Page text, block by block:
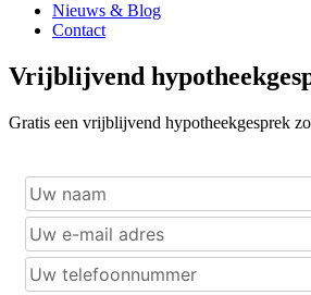
Nieuws & Blog
Contact
Vrijblijvend
Gratis een vrijblijvend hypotheekgesprek